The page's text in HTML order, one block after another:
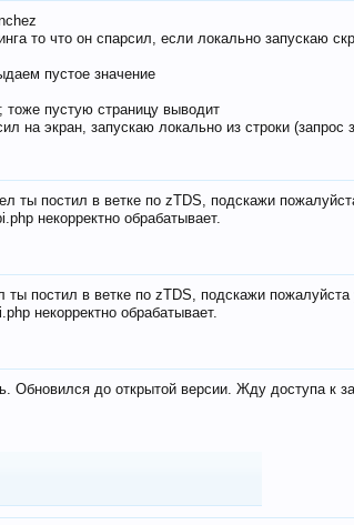
то что он спарсил, если локально запускаю
пустое значение
тоже пустую страницу выводит
на экран, запускаю локально из строки (запрос
ты постил в ветке по zTDS, подскажи
некорректно обрабатывает.
ты постил в ветке по zTDS, подскажи
некорректно обрабатывает.
Обновился до открытой версии. Жду доступа к